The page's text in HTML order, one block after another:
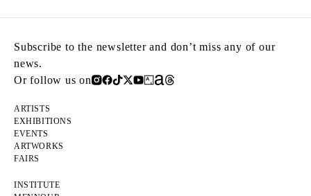
Subscribe to the newsletter and don’t miss any of our
news.
Or follow us on
ARTISTS
EXHIBITIONS
EVENTS
ARTWORKS
FAIRS
INSTITUTE